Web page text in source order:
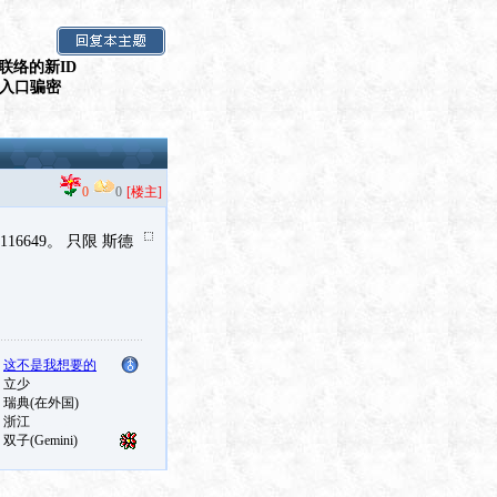
络的新ID
口骗密
0 0 [楼主]
。 只限 斯德